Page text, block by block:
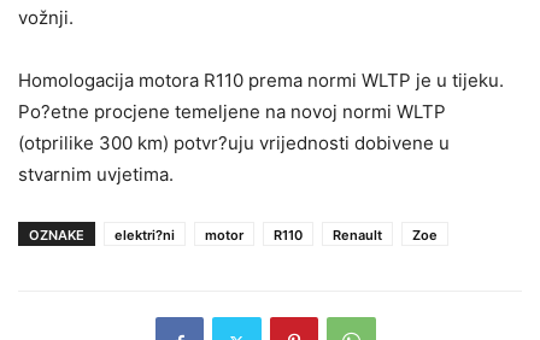
vožnji.
Homologacija motora R110 prema normi WLTP je u tijeku.
Po?etne procjene temeljene na novoj normi WLTP
(otprilike 300 km) potvr?uju vrijednosti dobivene u
stvarnim uvjetima.
OZNAKE elektri?ni motor R110 Renault Zoe